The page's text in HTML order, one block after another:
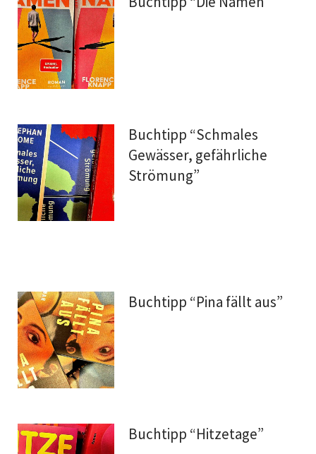
Buchtipp “Schmales
Gewässer, gefährliche
Strömung”
Buchtipp “Pina fällt aus”
Buchtipp “Hitzetage”